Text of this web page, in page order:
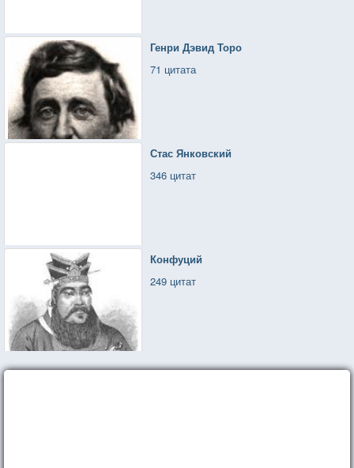
Генри Дэвид Торо
71 цитата
Стас Янковский
346 цитат
Конфуций
249 цитат